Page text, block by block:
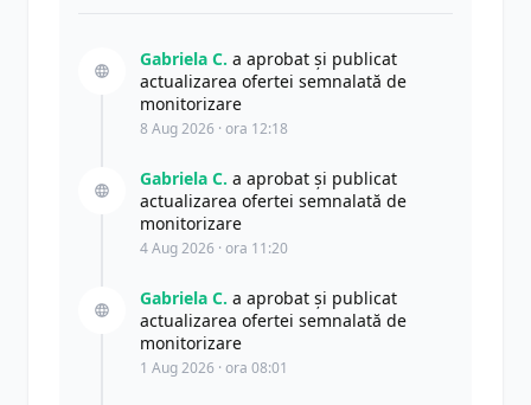
Gabriela C. a aprobat și publicat
actualizarea ofertei semnalată de
monitorizare
8 Aug 2026 · ora 12:18
Gabriela C. a aprobat și publicat
actualizarea ofertei semnalată de
monitorizare
4 Aug 2026 · ora 11:20
Gabriela C. a aprobat și publicat
actualizarea ofertei semnalată de
monitorizare
1 Aug 2026 · ora 08:01